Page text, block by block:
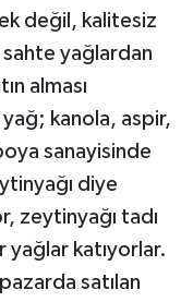
değil, kalitesiz
sahte yağlardan
alması
kanola, aspir,
sanayisinde
diye
zeytinyağı tadı
yağlar katıyorlar.
satılan